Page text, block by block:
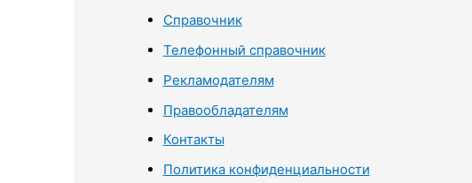
Справочник
Телефонный справочник
Рекламодателям
Правообладателям
Контакты
Политика конфиденциальности